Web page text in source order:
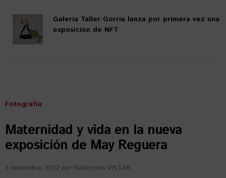
Galería Taller Gorría lanza por primera vez una
exposición de NFT
Fotografía
Maternidad y vida en la nueva
exposición de May Reguera
3 noviembre, 2022 por Redacción VISTAR